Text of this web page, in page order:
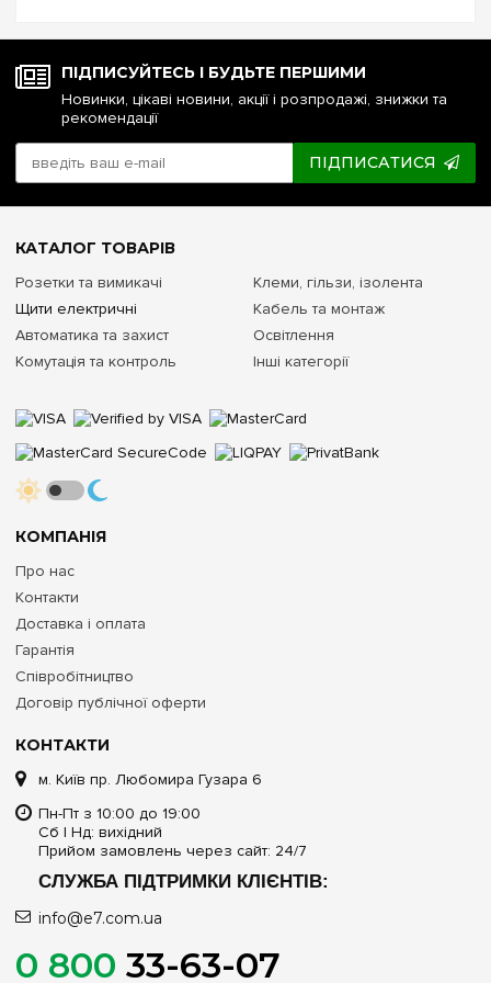
ПІДПИСУЙТЕСЬ І БУДЬТЕ ПЕРШИМИ
Новинки, цікаві новини, акції і розпродажі, знижки та
рекомендації
ПІДПИСАТИСЯ
КОНТАКТИ
м. Київ пр. Любомира Гузара 6
Пн-Пт з 10:00 до 19:00
Сб | Нд: вихідний
Прийом замовлень через сайт: 24/7
СЛУЖБА ПІДТРИМКИ КЛІЄНТІВ:
info@e7.com.ua
0 800 33-63-07
КОМПАНІЯ
Про нас
Контакти
Доставка і оплата
Гарантія
Співробітництво
Договір публічної оферти
КАТАЛОГ ТОВАРІВ
Розетки та вимикачі
Щити електричні
Автоматика та захист
Комутація та контроль
Клеми, гільзи, ізолента
Кабель та монтаж
Освітлення
Інші категорії